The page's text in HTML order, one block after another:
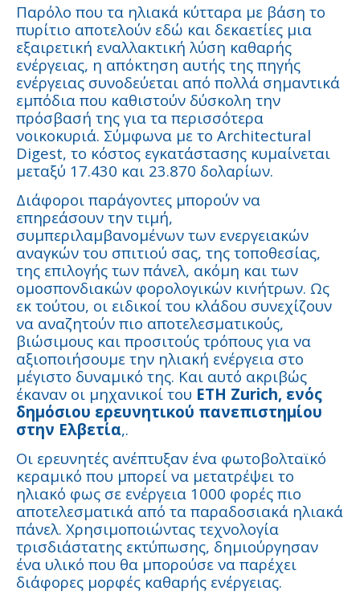
Παρόλο που τα ηλιακά κύτταρα με βάση το
πυρίτιο αποτελούν εδώ και δεκαετίες μια
εξαιρετική εναλλακτική λύση καθαρής
ενέργειας, η απόκτηση αυτής της πηγής
ενέργειας συνοδεύεται από πολλά σημαντικά
εμπόδια που καθιστούν δύσκολη την
πρόσβασή της για τα περισσότερα
νοικοκυριά. Σύμφωνα με το Architectural
Digest, το κόστος εγκατάστασης κυμαίνεται
μεταξύ 17.430 και 23.870 δολαρίων.
Διάφοροι παράγοντες μπορούν να
επηρεάσουν την τιμή,
συμπεριλαμβανομένων των ενεργειακών
αναγκών του σπιτιού σας, της τοποθεσίας,
της επιλογής των πάνελ, ακόμη και των
ομοσπονδιακών φορολογικών κινήτρων. Ως
εκ τούτου, οι ειδικοί του κλάδου συνεχίζουν
να αναζητούν πιο αποτελεσματικούς,
βιώσιμους και προσιτούς τρόπους για να
αξιοποιήσουμε την ηλιακή ενέργεια στο
μέγιστο δυναμικό της. Και αυτό ακριβώς
έκαναν οι μηχανικοί του ETH Zurich, ενός
δημόσιου ερευνητικού πανεπιστημίου
στην Ελβετία,.
Οι ερευνητές ανέπτυξαν ένα φωτοβολταϊκό
κεραμικό που μπορεί να μετατρέψει το
ηλιακό φως σε ενέργεια 1000 φορές πιο
αποτελεσματικά από τα παραδοσιακά ηλιακά
πάνελ. Χρησιμοποιώντας τεχνολογία
τρισδιάστατης εκτύπωσης, δημιούργησαν
ένα υλικό που θα μπορούσε να παρέχει
διάφορες μορφές καθαρής ενέργειας.